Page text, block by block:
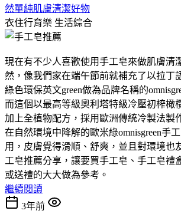
然單純肌膚清潔好物
衣住行育樂 生活綜合
現在有不少人喜歡使用手工皂來做肌膚清
然，像我們家在端午節前就補充了以拉丁
綠色環保英文green做為品牌名稱的
而這個以最高等級奧利塔特級冷壓初榨橄
加上全植物配方，採用歐洲傳統冷製法製
在自然環境中降解的歐米綠omnisgreen手
用，皮膚覺得滑順、舒爽，並且對環境也
工皂推薦分享，讓要買手工皂、手工皂禮
或送禮的大大做為參考。
繼續閱讀
3年前